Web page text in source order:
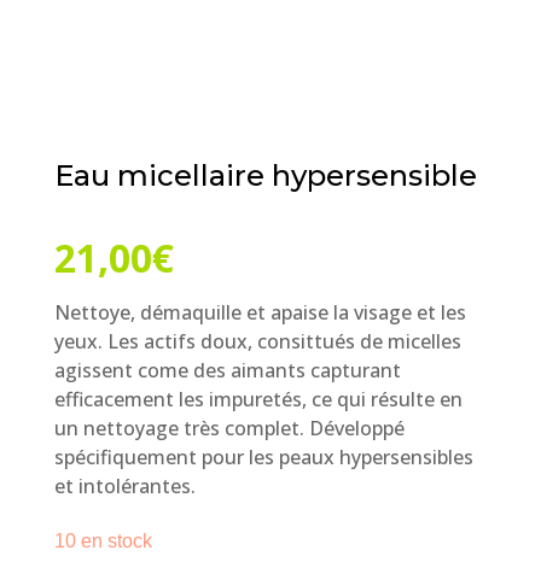
Eau micellaire hypersensible
21,00€
Nettoye, démaquille et apaise la visage et les
yeux. Les actifs doux, consittués de micelles
agissent come des aimants capturant
efficacement les impuretés, ce qui résulte en
un nettoyage très complet. Développé
spécifiquement pour les peaux hypersensibles
et intolérantes.
10 en stock